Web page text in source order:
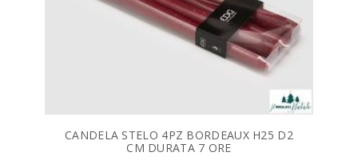
CANDELA STELO 4PZ BORDEAUX H25 D2
CM DURATA 7 ORE